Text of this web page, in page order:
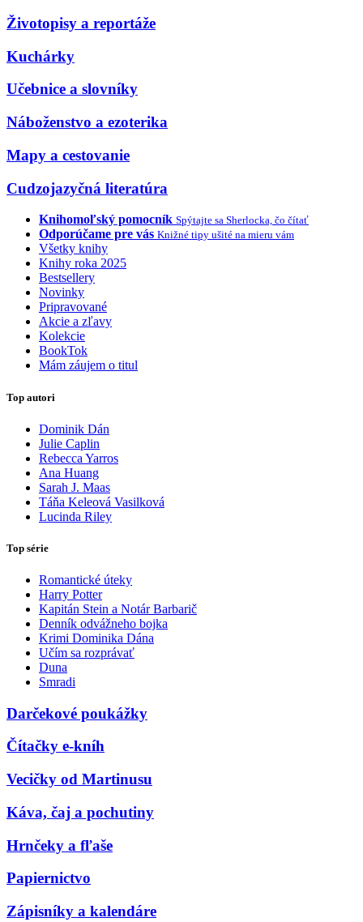
Životopisy a reportáže
Kuchárky
Učebnice a slovníky
Náboženstvo a ezoterika
Mapy a cestovanie
Cudzojazyčná literatúra
Knihomoľský pomocník Spýtajte sa Sherlocka, čo čítať
Odporúčame pre vás Knižné tipy ušité na mieru vám
Všetky knihy
Knihy roka 2025
Bestsellery
Novinky
Pripravované
Akcie a zľavy
Kolekcie
BookTok
Mám záujem o titul
Top autori
Dominik Dán
Julie Caplin
Rebecca Yarros
Ana Huang
Sarah J. Maas
Táňa Keleová Vasilková
Lucinda Riley
Top série
Romantické úteky
Harry Potter
Kapitán Stein a Notár Barbarič
Denník odvážneho bojka
Krimi Dominika Dána
Učím sa rozprávať
Duna
Smradi
Darčekové poukážky
Čítačky e-kníh
Vecičky od Martinusu
Káva, čaj a pochutiny
Hrnčeky a fľaše
Papiernictvo
Zápisníky a kalendáre